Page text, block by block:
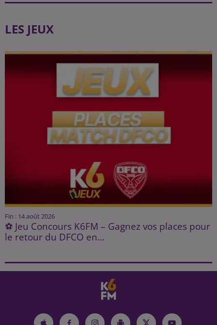
LES JEUX
Fin : 14 août 2026
⚽ Jeu Concours K6FM – Gagnez vos places pour
le retour du DFCO en...